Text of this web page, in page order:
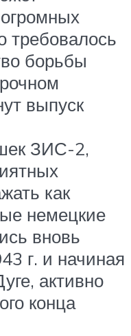
требовалось
борьбы
выпуск
ЗИС-2,
как
немецкие
вновь
г. и начиная
активно
конца